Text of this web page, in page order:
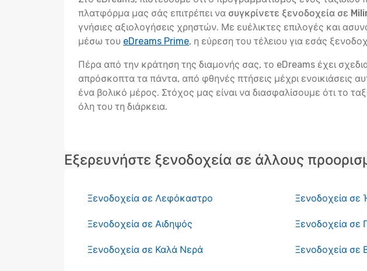
πλατφόρμα μας σάς επιτρέπει να συγκρίνετε ξενοδοχεία σε
γνήσιες αξιολογήσεις χρηστών. Με ευέλικτες επιλογές και
μέσω του eDreams Prime, η εύρεση του τέλειου για εσάς
Πέρα από την κράτηση της διαμονής σας, το eDreams έχει
απρόσκοπτα τα πάντα, από φθηνές πτήσεις μέχρι ενοικιάσεις
ένα βολικό μέρος. Στόχος μας είναι να διασφαλίσουμε ότι το
όλη του τη διάρκεια.
Εξερευνήστε ξενοδοχεία σε άλλους
Ξενοδοχεία σε Λεφόκαστρο Ξενοδοχεία σε
Ξενοδοχεία σε Αιδηψός Ξενοδοχεία σε
Ξενοδοχεία σε Καλά Νερά Ξενοδοχεία σε